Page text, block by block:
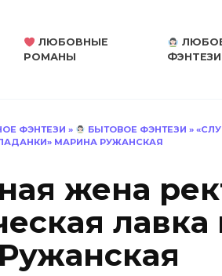
ЛЮБОВНЫЕ
РОМАНЫ
ФЭНТЕЗИ
ФЭНТЕЗИ » БЫТОВОЕ ФЭНТЕЗИ »
МАРИНА РУЖАНСКАЯ
жена
лавка